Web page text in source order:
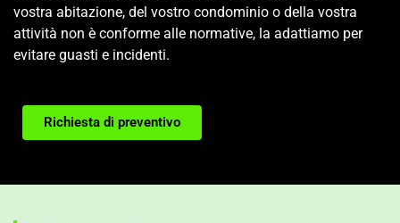
vostra abitazione, del vostro condominio o della vostra
attività non è conforme alle normative, la adattiamo per
evitare guasti e incidenti.
Richiesta di preventivo